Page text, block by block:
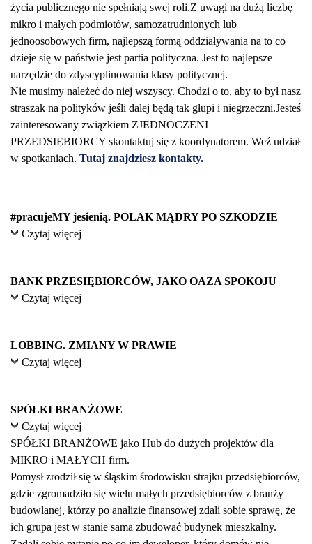
życia publicznego nie spełniają swej roli.Z uwagi na dużą liczbę
mikro i małych podmiotów, samozatrudnionych lub
jednoosobowych firm, najlepszą formą oddziaływania na to co
dzieje się w państwie jest partia polityczna. Jest to najlepsze
narzędzie do zdyscyplinowania klasy politycznej.
Nie musimy należeć do niej wszyscy. Chodzi o to, aby to był nasz
straszak na polityków jeśli dalej będą tak głupi i niegrzeczni.Jesteś
zainteresowany związkiem ZJEDNOCZENI
PRZEDSIĘBIORCY skontaktuj się z koordynatorem. Weź udział
w spotkaniach. Tutaj znajdziesz kontakty.
#pracujeMY jesienią. POLAK MĄDRY PO SZKODZIE
Czytaj więcej
BANK PRZESIĘBIORCÓW, JAKO OAZA SPOKOJU
Czytaj więcej
LOBBING. ZMIANY W PRAWIE
Czytaj więcej
SPÓŁKI BRANŻOWE
Czytaj więcej
SPÓŁKI BRANŻOWE jako Hub do dużych projektów dla
MIKRO i MAŁYCH firm.
Pomysł zrodził się w śląskim środowisku strajku przedsiębiorców,
gdzie zgromadziło się wielu małych przedsiębiorców z branży
budowlanej, którzy po analizie finansowej zdali sobie sprawę, że
ich grupa jest w stanie sama zbudować budynek mieszkalny.